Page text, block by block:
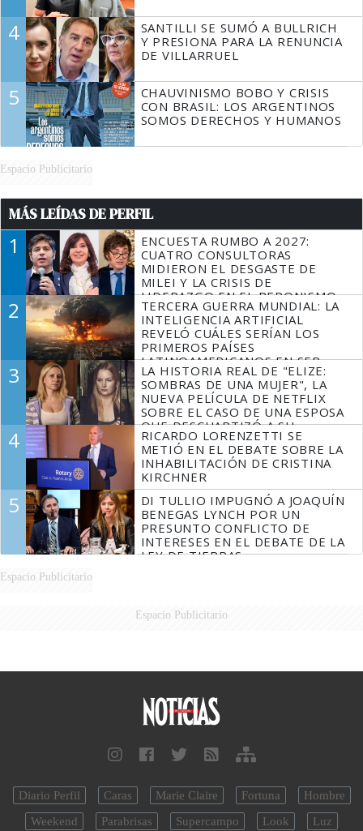
4
SANTILLI SE SUMÓ A BULLRICH
Y PRESIONA PARA LA RENUNCIA
DE VILLARRUEL
5
CHAUVINISMO BOBO Y CRISIS
CON BRASIL: LOS ARGENTINOS
SOMOS DERECHOS Y HUMANOS
Espacio Publicitario
MÁS LEÍDAS DE PERFIL
1
ENCUESTA RUMBO A 2027:
CUATRO CONSULTORAS
MIDIERON EL DESGASTE DE
MILEI Y LA CRISIS DE
LIDERAZGO EN EL PERONISMO
2
TERCERA GUERRA MUNDIAL: LA
INTELIGENCIA ARTIFICIAL
REVELÓ CUÁLES SERÍAN LOS
PRIMEROS PAÍSES
LATINOAMERICANOS EN SER
DERROTADOS
3
LA HISTORIA REAL DE "ELIZE:
SOMBRAS DE UNA MUJER", LA
NUEVA PELÍCULA DE NETFLIX
SOBRE EL CASO DE UNA ESPOSA
QUE DESCUARTIZÓ A SU
MARIDO
4
RICARDO LORENZETTI SE
METIÓ EN EL DEBATE SOBRE LA
INHABILITACIÓN DE CRISTINA
KIRCHNER
5
DI TULLIO IMPUGNÓ A JOAQUÍN
BENEGAS LYNCH POR UN
PRESUNTO CONFLICTO DE
INTERESES EN EL DEBATE DE LA
LEY DE TIERRAS
Espacio Publicitario
Espacio Publicitario
Diario Perfil Caras Marie Claire Fortuna
Hombre
Weekend
Parabrisas Supercampo Look Luz